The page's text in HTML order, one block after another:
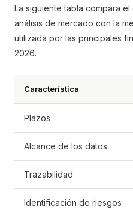
La siguiente tabla compara
análisis de mercado con la
utilizada por las principales
2026.
Característica
Plazos
Alcance de los datos
Trazabilidad
Identificación de riesgos